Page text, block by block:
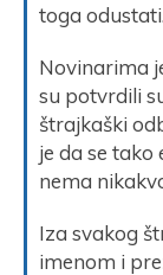
toga odustati.
Novinarima
su potvrdili
štrajkaški
je da se tako
nema
Iza svakog
imenom i